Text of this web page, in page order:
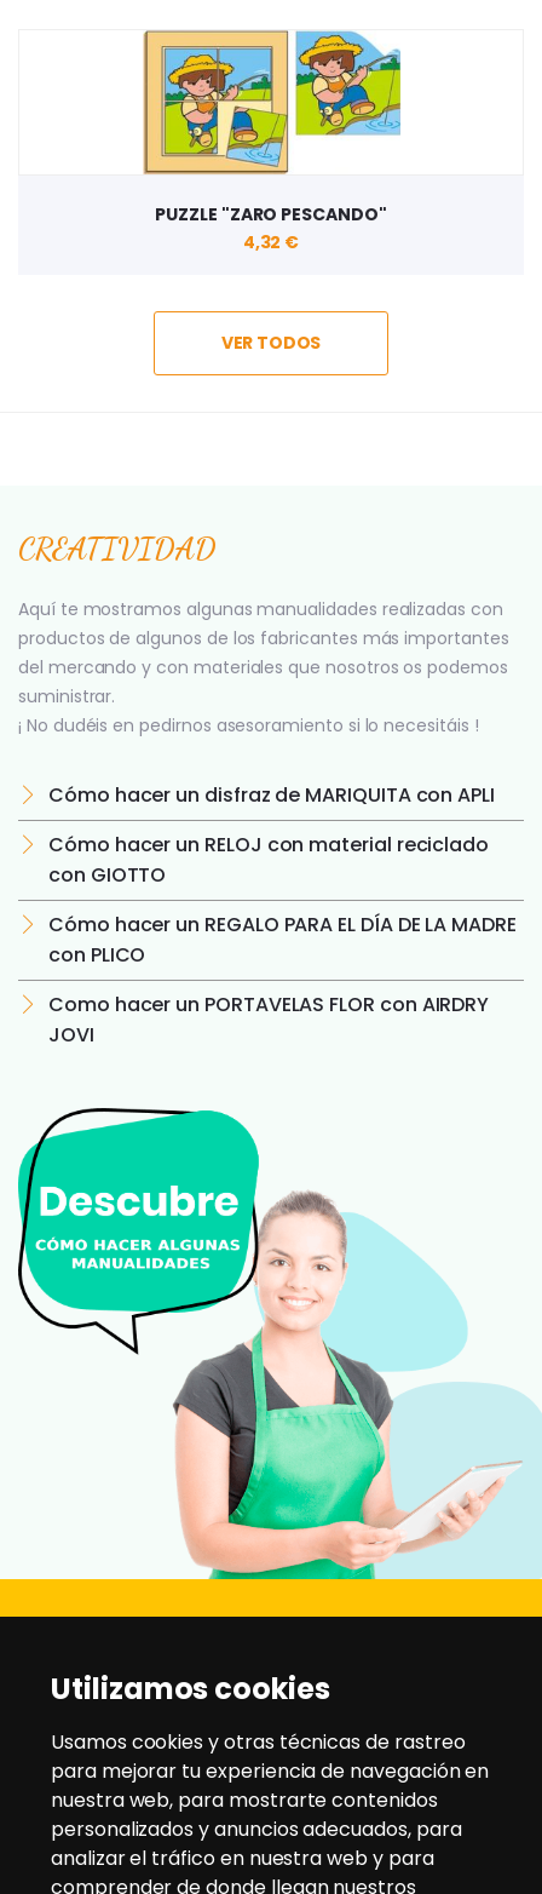
Utilizamos cookies
Usamos cookies y otras técnicas de rastreo
para mejorar tu experiencia de navegación en
nuestra web, para mostrarte contenidos
personalizados y anuncios adecuados, para
analizar el tráfico en nuestra web y para
comprender de donde llegan nuestros
PUZZLE "ZARO PESCANDO"
4,32 €
VER TODOS
CREATIVIDAD
Aquí te mostramos algunas manualidades realizadas con
productos de algunos de los fabricantes más importantes
del mercando y con materiales que nosotros os podemos
suministrar.
¡ No dudéis en pedirnos asesoramiento si lo necesitáis !
Cómo hacer un disfraz de MARIQUITA con APLI
Cómo hacer un RELOJ con material reciclado
con GIOTTO
Cómo hacer un REGALO PARA EL DÍA DE LA MADRE
con PLICO
Como hacer un PORTAVELAS FLOR con AIRDRY
JOVI
C/ Rio Jarama, 21 - Pol. Ind. Montesol
Tlfno:91 604 95 35/91 604 94 58
Email:disanz@disanz.es